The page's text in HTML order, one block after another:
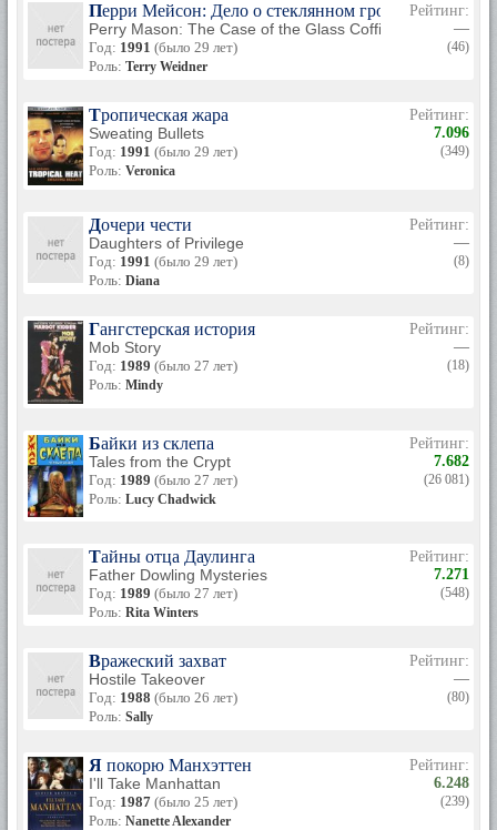
Перри Мейсон: Дело о стеклянном гробе
Perry Mason: The Case of the Glass Coffin
Год: 1991 (было 29 лет)
Роль: Terry Weidner
Рейтинг:
—
(46)
Тропическая жара
Sweating Bullets
Год: 1991 (было 29 лет)
Роль: Veronica
Рейтинг:
7.096
(349)
Дочери чести
Daughters of Privilege
Год: 1991 (было 29 лет)
Роль: Diana
Рейтинг:
—
(8)
Гангстерская история
Mob Story
Год: 1989 (было 27 лет)
Роль: Mindy
Рейтинг:
—
(18)
Байки из склепа
Tales from the Crypt
Год: 1989 (было 27 лет)
Роль: Lucy Chadwick
Рейтинг:
7.682
(26 081)
Тайны отца Даулинга
Father Dowling Mysteries
Год: 1989 (было 27 лет)
Роль: Rita Winters
Рейтинг:
7.271
(548)
Вражеский захват
Hostile Takeover
Год: 1988 (было 26 лет)
Роль: Sally
Рейтинг:
—
(80)
Я покорю Манхэттен
I'll Take Manhattan
Год: 1987 (было 25 лет)
Роль: Nanette Alexander
Рейтинг:
6.248
(239)